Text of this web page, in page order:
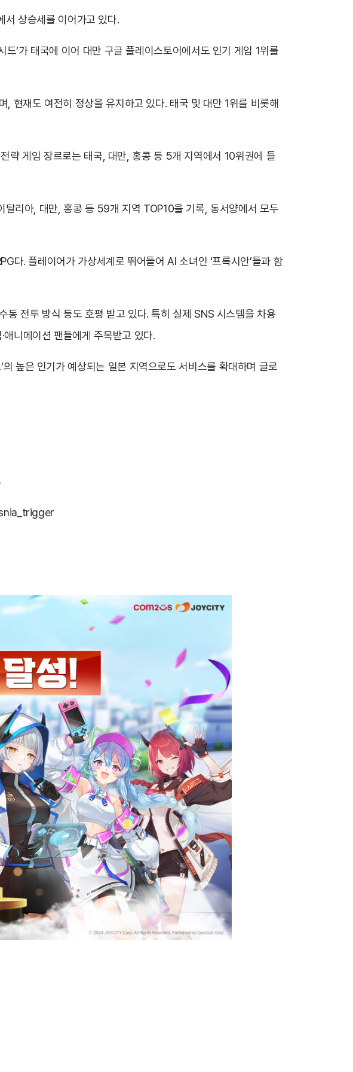
서 상승세를 이어가고 있다.
’가 태국에 이어 대만 구글 플레이스토어에서도 인기 게임 1위를
, 현재도 여전히 정상을 유지하고 있다. 태국 및 대만 1위를 비롯해
략 게임 장르로는 태국, 대만, 홍콩 등 5개 지역에서 10위권에 들
리아, 대만, 홍콩 등 59개 지역 TOP10을 기록, 동서양에서 모두
다. 플레이어가 가상세계로 뛰어들어 AI 소녀인 ‘프록시안’들과 함
동 전투 방식 등도 호평 받고 있다. 특히 실제 SNS 시스템을 차용
애니메이션 팬들에게 주목받고 있다.
높은 인기가 예상되는 일본 지역으로도 서비스를 확대하며 글로